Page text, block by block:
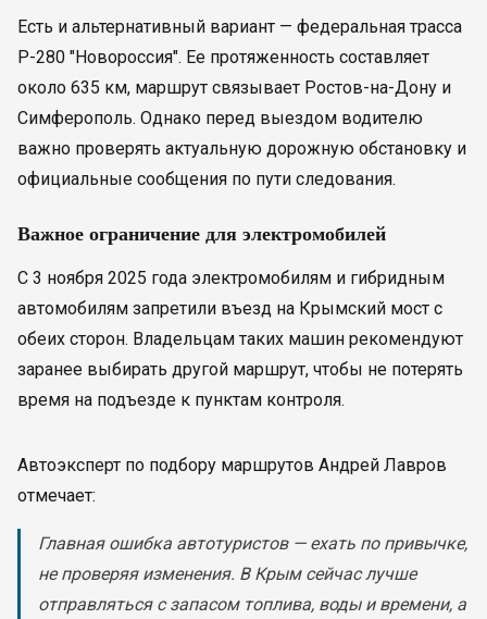
Есть и альтернативный вариант — федеральная трасса
Р-280 "Новороссия". Ее протяженность составляет
около 635 км, маршрут связывает Ростов-на-Дону и
Симферополь. Однако перед выездом водителю
важно проверять актуальную дорожную обстановку и
официальные сообщения по пути следования.
Важное ограничение для электромобилей
С 3 ноября 2025 года электромобилям и гибридным
автомобилям запретили въезд на Крымский мост с
обеих сторон. Владельцам таких машин рекомендуют
заранее выбирать другой маршрут, чтобы не потерять
время на подъезде к пунктам контроля.
Автоэксперт по подбору маршрутов Андрей Лавров
отмечает:
Главная ошибка автотуристов — ехать по привычке,
не проверяя изменения. В Крым сейчас лучше
отправляться с запасом топлива, воды и времени, а